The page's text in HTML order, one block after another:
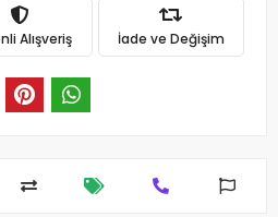
Alışveriş İade ve Değişim